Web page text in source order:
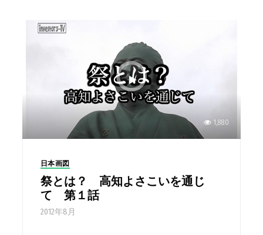
1,880
日本画図
祭とは？ 高知よさこいを通じ
て 第１話
2012年8月